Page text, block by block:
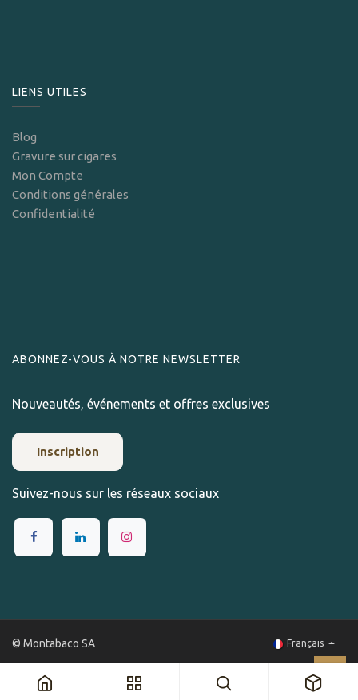
LIENS UTILES
Blog
Gravure sur cigares
Mon Compte
Conditions générales
Confidentialité
ABONNEZ-VOUS À NOTRE NEWSLETTER
Nouveautés, événements et offres exclusives
Inscription
Suivez-nous sur les réseaux sociaux
© Montabaco SA Français